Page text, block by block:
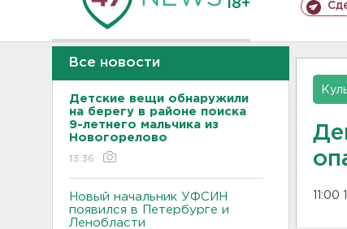
18+
Все новости
Детские вещи обнаружили
на берегу в районе поиска
9-летнего мальчика из
Новогорелово
13:36
Новый начальник УФСИН
появился в Петербурге и
Ленобласти
11:00